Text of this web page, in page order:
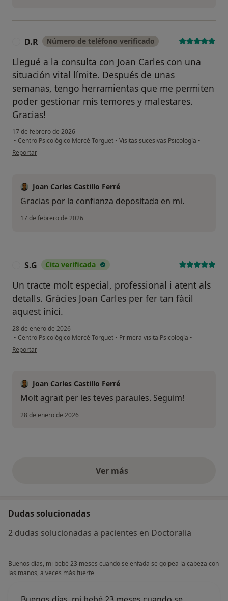
D.R Número de teléfono verificado
Llegué a la consulta con Joan Carles con una
situación vital límite. Después de unas
semanas, tengo herramientas que me permiten
poder gestionar mis temores y malestares.
Gracias!
17 de febrero de 2026
• Centro Psicológico Mercè Torguet • Visitas sucesivas Psicología •
en opinión del usuario D.R
Reportar
Joan Carles Castillo Ferré
Gracias por la confianza depositada en mi.
17 de febrero de 2026
S.G Cita verificada
Un tracte molt especial, professional i atent als
detalls. Gràcies Joan Carles per fer tan fàcil
aquest inici.
28 de enero de 2026
• Centro Psicológico Mercè Torguet • Primera visita Psicología •
en opinión del usuario S.G
Reportar
Joan Carles Castillo Ferré
Molt agraït per les teves paraules. Seguim!
28 de enero de 2026
Ver másopiniones anteriores
Dudas solucionadas
2 dudas solucionadas a pacientes en Doctoralia
Buenos días, mi bebé 23 meses cuando se enfada se golpea la cabeza con
las manos, a veces más fuerte